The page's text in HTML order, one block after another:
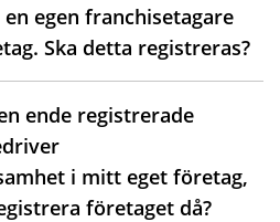
egen franchisetagare
Ska detta registreras?
ende registrerade
i mitt eget företag,
företaget då?